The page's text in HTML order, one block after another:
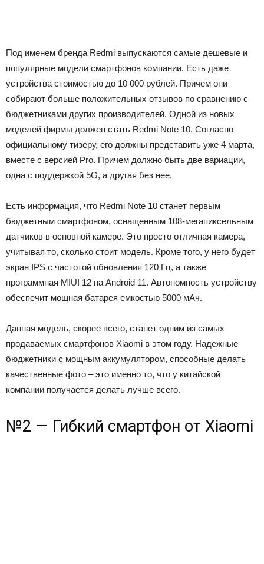
Под именем бренда Redmi выпускаются самые дешевые и
популярные модели смартфонов компании. Есть даже
устройства стоимостью до 10 000 рублей. Причем они
собирают больше положительных отзывов по сравнению с
бюджетниками других производителей. Одной из новых
моделей фирмы должен стать Redmi Note 10. Согласно
официальному тизеру, его должны представить уже 4 марта,
вместе с версией Pro. Причем должно быть две вариации,
одна с поддержкой 5G, а другая без нее.
Есть информация, что Redmi Note 10 станет первым
бюджетным смартфоном, оснащенным 108-мегапиксельным
датчиков в основной камере. Это просто отличная камера,
учитывая то, сколько стоит модель. Кроме того, у него будет
экран IPS с частотой обновления 120 Гц, а также
программная MIUI 12 на Android 11. Автономность устройству
обеспечит мощная батарея емкостью 5000 мАч.
Данная модель, скорее всего, станет одним из самых
продаваемых смартфонов Xiaomi в этом году. Надежные
бюджетники с мощным аккумулятором, способные делать
качественные фото – это именно то, что у китайской
компании получается делать лучше всего.
№2 — Гибкий смартфон от Xiaomi